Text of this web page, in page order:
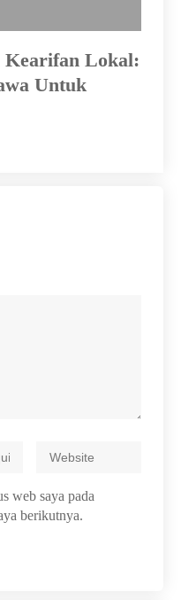
Kearifan Lokal:
Untuk
web saya pada
berikutnya.